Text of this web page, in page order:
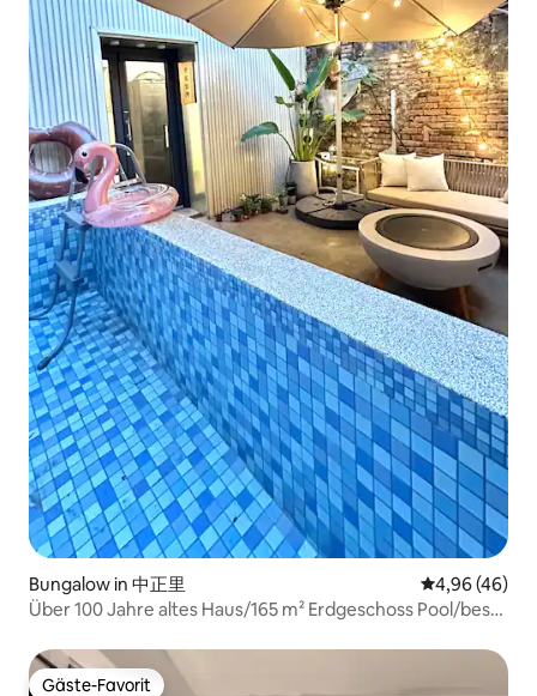
Bungalow in 中正里
4,96 (46)
Über 100 Jahre altes Haus/165 m² Erdgeschoss Pool/beste
Gäste-Favorit